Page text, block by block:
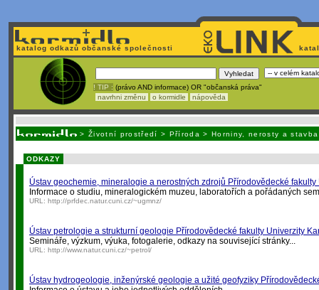
katalog odkazů občanské společnosti
! TIP : (právo AND informace) OR "občanská práva"
navrhni změnu
o kormidle nápověda
> Životní prostředí > Příroda >Horniny, nerosty a stavba
ODKAZY
Ústav geochemie, mineralogie a nerostných zdrojů Přírodovědecké
Informace o studiu, mineralogickém muzeu, laboratořích a pořádaných
URL: http://prfdec.natur.cuni.cz/~ugmnz/
Ústav petrologie a strukturní geologie Přírodovědecké fakulty Univerzity
Semináře, výzkum, výuka, fotogalerie, odkazy na související stránky...
URL: http://www.natur.cuni.cz/~petrol/
Ústav hydrogeologie, inženýrské geologie a užité geofyziky